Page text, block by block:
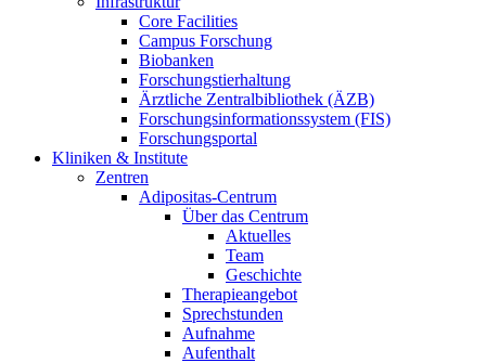
Core Facilities
Campus Forschung
Biobanken
Forschungstierhaltung
Ärztliche Zentralbibliothek (ÄZB)
Forschungsinformationssystem (FIS)
Forschungsportal
Kliniken & Institute
Zentren
Adipositas-Centrum
Über das Centrum
Aktuelles
Team
Geschichte
Therapieangebot
Sprechstunden
Aufnahme
Aufenthalt